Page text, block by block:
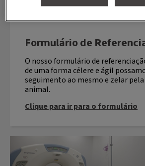
Formulário de
O nosso formulário de
de uma forma célere e ágil
seguimento ao mesmo e zelar
animal.
Clique para ir para o formulário